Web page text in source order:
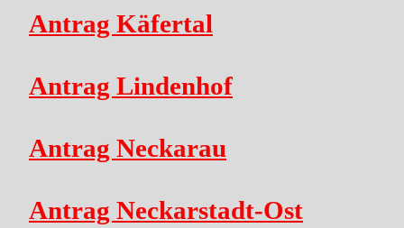
Antrag Käfertal
Antrag Lindenhof
Antrag Neckarau
Antrag Neckarstadt-Ost